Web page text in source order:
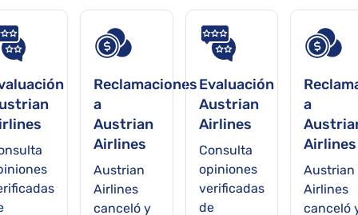
Reclamaciones
a
Austrian
Airlines
Austrian
Airlines
canceló y
Evaluación
Austrian
Airlines
Consulta
opiniones
verificadas
de
a
Airlines
Austrian
Airlines
canceló